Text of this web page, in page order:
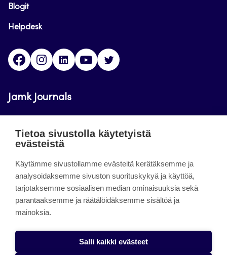
Blogit
Helpdesk
FacebookInstagram
LinkedInYoutube
Jamk Journals
luettavissa. Verkkolehtien tarkoituksena on tukea
innovaatiotoimintaa.
About the site
Jamkin verkkolehdet
Saavutettavuusseloste
Tietoa sivustolla käytetyistä
evästeistä
Käytämme sivustollamme evästeitä kerätäksemme ja
analysoidaksemme sivuston suorituskykyä ja käyttöä,
tarjotaksemme sosiaalisen median ominaisuuksia sekä
parantaaksemme ja räätälöidäksemme sisältöä ja
mainoksia.
Salli kaikki evästeet